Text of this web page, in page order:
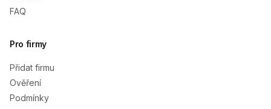
FAQ
Pro firmy
Přidat firmu
Ověření
Podmínky